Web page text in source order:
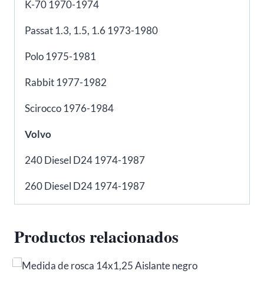
K-70 1970-1974
Passat 1.3, 1.5, 1.6 1973-1980
Polo 1975-1981
Rabbit 1977-1982
Scirocco 1976-1984
Volvo
240 Diesel D24 1974-1987
260 Diesel D24 1974-1987
Productos relacionados